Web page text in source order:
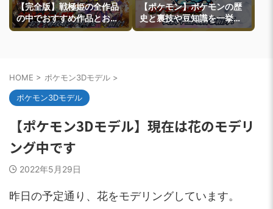
【完全版】戦極姫の全作品
の中でおすすめ作品とおす
すめ攻略ルートを一挙紹介
【ポケモン】ポケモンの歴
史と裏技や豆知識を一挙紹
介
HOME > ポケモン3Dモデル >
ポケモン3Dモデル
【ポケモン3Dモデル】現在は花のモデリ
ング中です
2022年5月29日
昨日の予定通り、花をモデリングしています。